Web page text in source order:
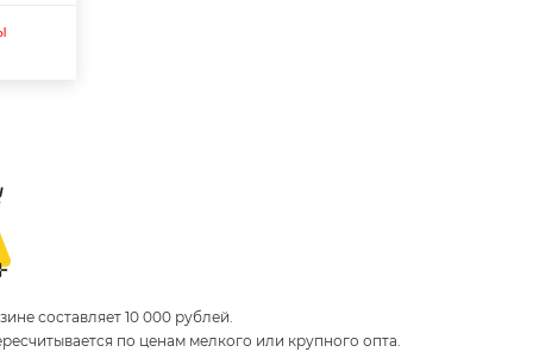
составляет 10 000 рублей.
по ценам мелкого или крупного опта.